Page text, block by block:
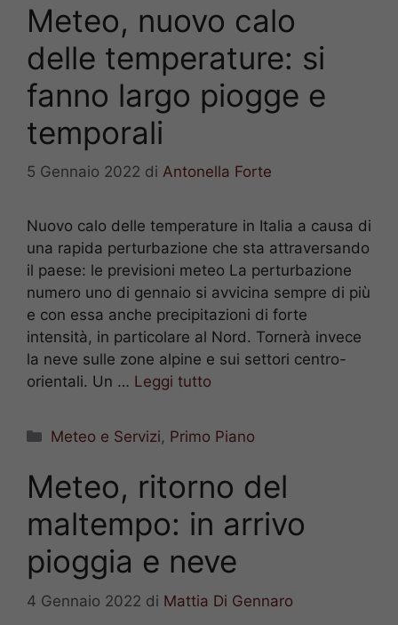
Meteo, nuovo calo
delle temperature: si
fanno largo piogge e
temporali
5 Gennaio 2022 di Antonella Forte
Nuovo calo delle temperature in Italia a causa di
una rapida perturbazione che sta attraversando
il paese: le previsioni meteo La perturbazione
numero uno di gennaio si avvicina sempre di più
e con essa anche precipitazioni di forte
intensità, in particolare al Nord. Tornerà invece
la neve sulle zone alpine e sui settori centro-
orientali. Un … Leggi tutto
Categorie
Meteo e Servizi, Primo Piano
Meteo, ritorno del
maltempo: in arrivo
pioggia e neve
4 Gennaio 2022 di Mattia Di Gennaro